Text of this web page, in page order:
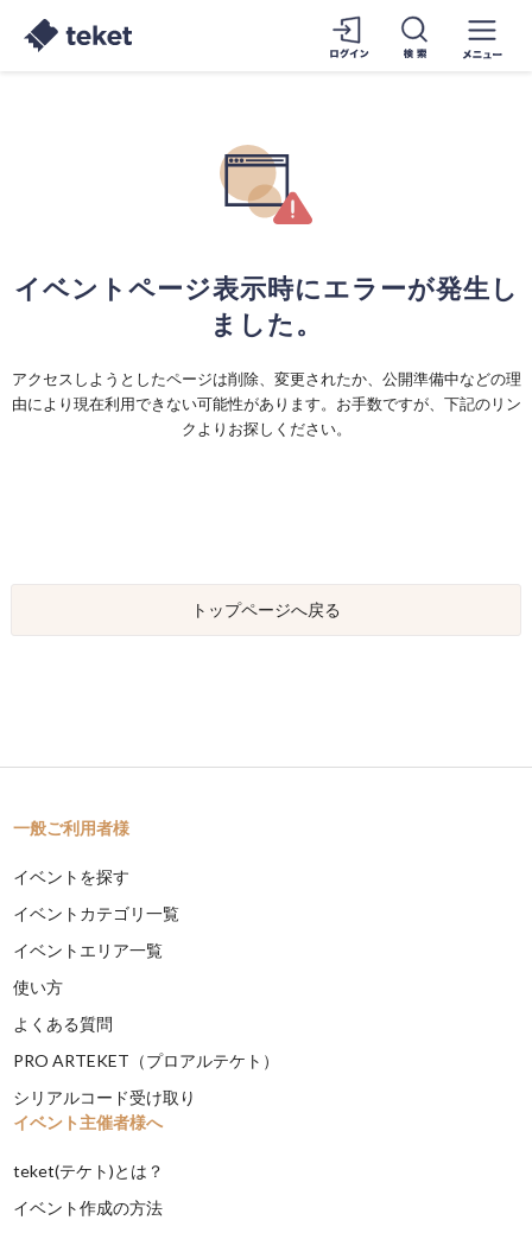
イベントページ表示時にエラーが発生し
ました。
アクセスしようとしたページは削除、変更されたか、公開準備中などの理
由により現在利用できない可能性があります。お手数ですが、下記のリン
クよりお探しください。
トップページへ戻る
一般ご利用者様
イベントを探す
イベントカテゴリ一覧
イベントエリア一覧
使い方
よくある質問
PRO ARTEKET（プロアルテケト）
シリアルコード受け取り
イベント主催者様へ
teket(テケト)とは？
イベント作成の方法